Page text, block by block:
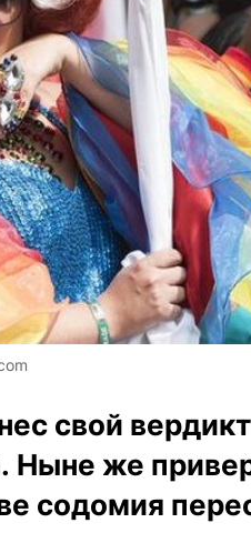
свой
Ныне же
содомия